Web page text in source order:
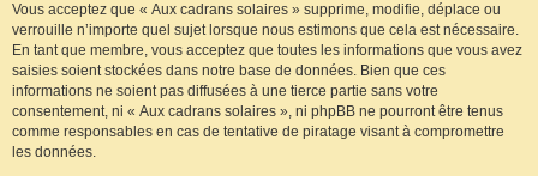
Vous acceptez que « Aux cadrans solaires » supprime, modifie, déplace ou
verrouille n’importe quel sujet lorsque nous estimons que cela est nécessaire.
En tant que membre, vous acceptez que toutes les informations que vous avez
saisies soient stockées dans notre base de données. Bien que ces
informations ne soient pas diffusées à une tierce partie sans votre
consentement, ni « Aux cadrans solaires », ni phpBB ne pourront être tenus
comme responsables en cas de tentative de piratage visant à compromettre
les données.